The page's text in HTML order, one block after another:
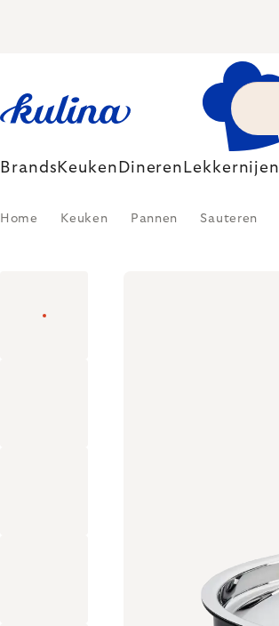
Brands Keuken Dineren Lekkernijen
Home Keuken Pannen Sauteren